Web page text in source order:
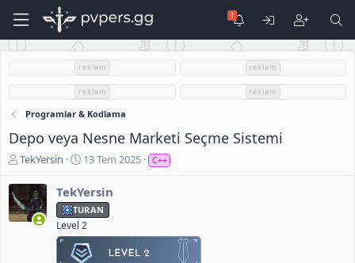
reklam reklam
reklam reklam
Programlar & Kodlama
Depo veya Nesne Marketi Seçme Sistemi
K
n
u
S
TekYersin
B
ş
l
a
n
g
ı
13 Tem 2025 C++
TekYersin
TURAN
Level 2